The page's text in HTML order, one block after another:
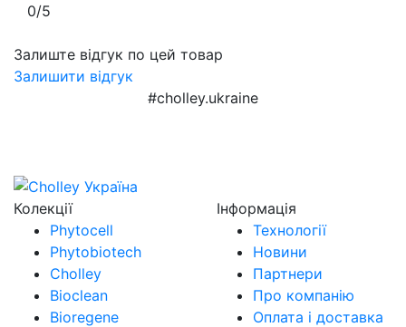
0/5
Залиште відгук по цей товар
Залишити відгук
#cholley.ukraine
Колекції
Phytocell
Phytobiotech
Cholley
Bioclean
Bioregene
Інформація
Технології
Новини
Партнери
Про компанію
Оплата і доставка